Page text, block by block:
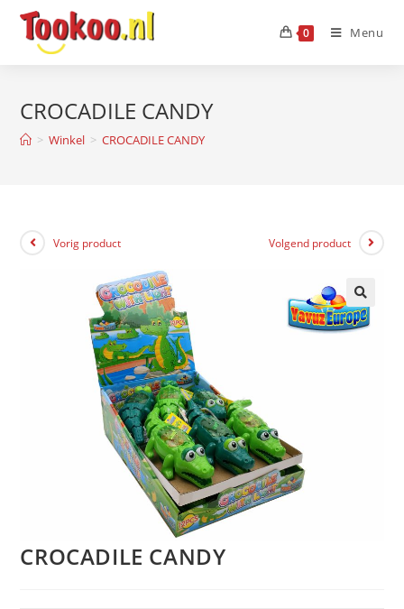
0 Menu
CROCADILE CANDY
> Winkel > CROCADILE CANDY
Vorig product Volgend product
CROCADILE CANDY